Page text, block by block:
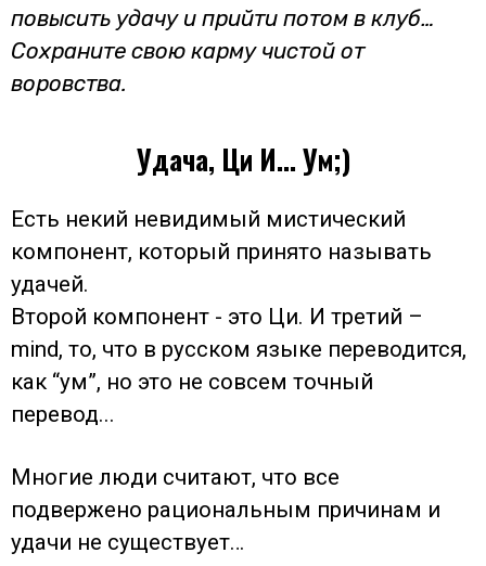
повысить удачу и прийти потом в клуб…
Сохраните свою карму чистой от
воровства.
Удача, Ци И… Ум;)
Есть некий невидимый мистический
компонент, который принято называть
удачей.
Второй компонент - это Ци. И третий –
mind, то, что в русском языке переводится,
как “ум”, но это не совсем точный
перевод...
Многие люди считают, что все
подвержено рациональным причинам и
удачи не существует…